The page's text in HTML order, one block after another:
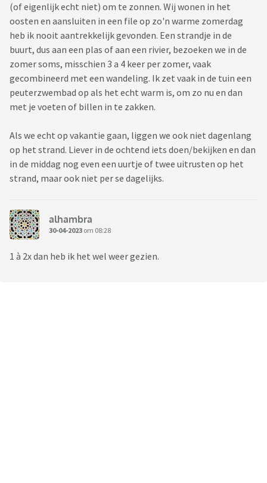
(of eigenlijk echt niet) om te zonnen. Wij wonen in het
oosten en aansluiten in een file op zo'n warme zomerdag
heb ik nooit aantrekkelijk gevonden. Een strandje in de
buurt, dus aan een plas of aan een rivier, bezoeken we in de
zomer soms, misschien 3 a 4 keer per zomer, vaak
gecombineerd met een wandeling. Ik zet vaak in de tuin een
peuterzwembad op als het echt warm is, om zo nu en dan
met je voeten of billen in te zakken.
Als we echt op vakantie gaan, liggen we ook niet dagenlang
op het strand. Liever in de ochtend iets doen/bekijken en dan
in de middag nog even een uurtje of twee uitrusten op het
strand, maar ook niet per se dagelijks.
alhambra
30-04-2023 om 08:28
1 à 2x dan heb ik het wel weer gezien.